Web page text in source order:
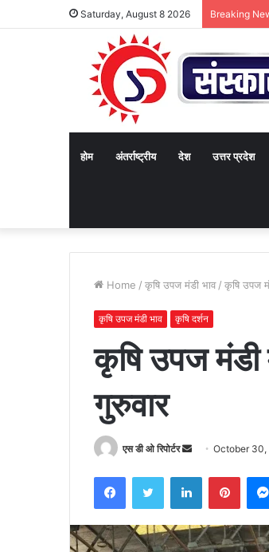
Saturday, August 8 2026 Breaking
होम अंतर्राष्ट्रीय देश उत्तर प्रदेश
Home / कृषि उपज मंडी भाव / कृषि उपज
कृषि उपज मंडी भाव कृषि दर्शन
कृषि उपज
गुरुवार
एस डी ओ रिपोर्टर
SendOctober 30,
FacebookTwitter LinkedIn